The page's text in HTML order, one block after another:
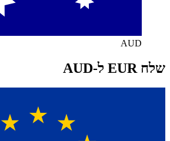
AUD
שלח EUR ל-AUD